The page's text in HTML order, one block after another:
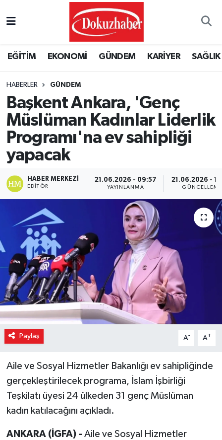
EĞİTİM EKONOMİ GÜNDEM KARİYER SAĞLIK
HABERLER GÜNDEM
Başkent Ankara, 'Genç
Müslüman Kadınlar Liderlik
Programı'na ev sahipliği
yapacak
HABER MERKEZI
EDITÖR
21.06.2026 - 09:57
YAYINLANMA
21.06.2026 -
GÜNCELLEME
Paylaş A- A+
Aile ve Sosyal Hizmetler Bakanlığı ev sahipliğinde
gerçekleştirilecek programa, İslam İşbirliği
Teşkilatı üyesi 24 ülkeden 31 genç Müslüman
kadın katılacağını açıkladı.
ANKARA (İGFA) - Aile ve Sosyal Hizmetler
Puan Durumu ve Fikstür
Tüm Manşetler
Son Dakika Haberleri
Haber Arşivi